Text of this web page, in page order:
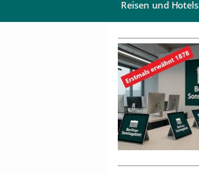
Reisen und Hotels